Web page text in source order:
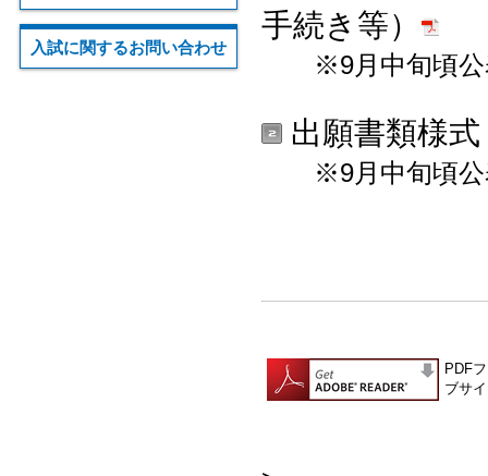
手続き等）
※9月中旬頃公
出願書類様式
※9月中旬頃公
PDF
ブサ
入試に関するお問い合わせ